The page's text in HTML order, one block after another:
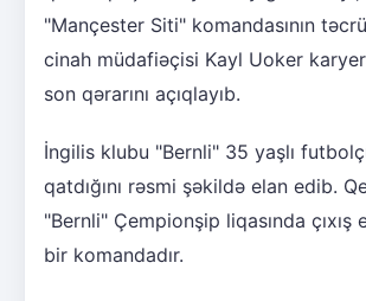
"Mançester Siti" komandasının
cinah müdafiəçisi Kayl Uoker
son qərarını açıqlayıb.
İngilis klubu "Bernli" 35 yaşlı
qatdığını rəsmi şəkildə elan edib.
"Bernli" Çempionşip liqasında çıxış
bir komandadır.